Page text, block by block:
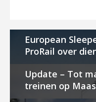
European
ProRail over
Update – Tot
treinen op